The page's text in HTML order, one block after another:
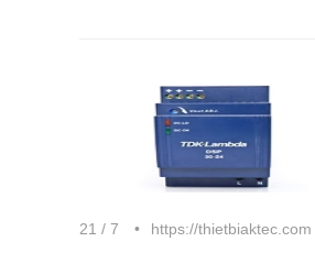
21 / 7
https://thietbiaktec.com